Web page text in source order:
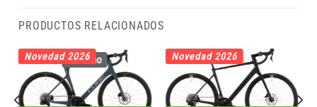
PRODUCTOS RELACIONADOS
Carbono
Novedad 2026 Novedad 2026